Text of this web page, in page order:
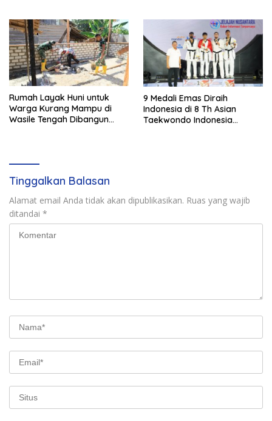
Rumah Layak Huni untuk
Warga Kurang Mampu di
Wasile Tengah Dibangun
9 Medali Emas Diraih
Indonesia di 8 Th Asian
Taekwondo Indonesia
Tinggalkan Balasan
Alamat email Anda tidak akan dipublikasikan. Ruas yang wajib
ditandai *